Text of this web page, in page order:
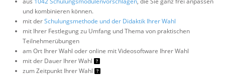
und kombinieren können.
mit derSchulungsmethode und der Didaktik Ihrer Wahl
mit Ihrer Festlegung zu Umfang und Thema von praktischen
Teilnehmerübungen
am Ort Ihrer Wahl oder online mit Videosoftware Ihrer Wahl
mit der Dauer Ihrer Wahl
zum Zeitpunkt Ihrer Wahl